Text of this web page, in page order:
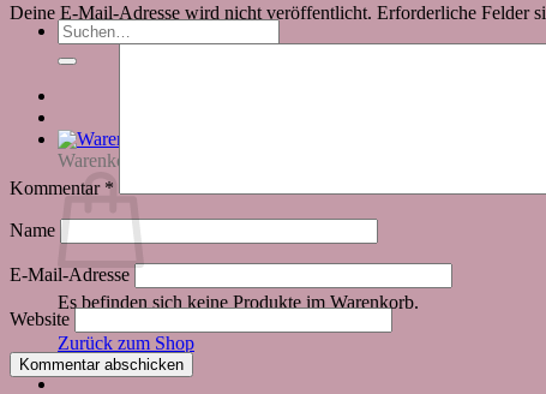
Suchen
nach:
Warenkorb
Es befinden sich keine Produkte im Warenkorb.
Zurück zum Shop
Deine E-Mail-Adresse wird nicht veröffentlicht. Erforderliche Felder
Kommentar *
Name
E-Mail-Adresse
Website